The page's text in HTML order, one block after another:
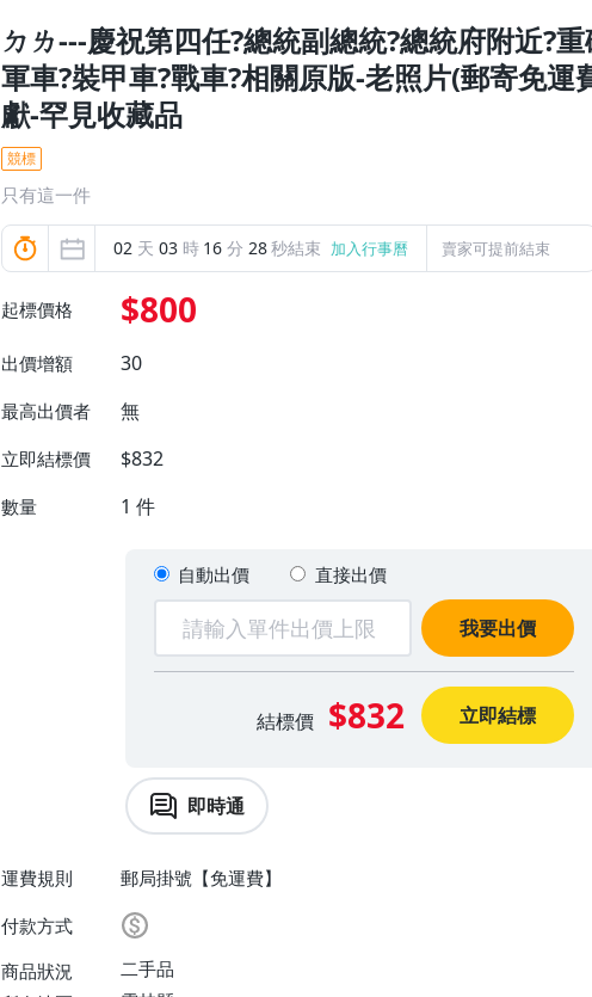
ㄉㄌ---慶祝第四任?總統副總統?總統府附近?
軍車?裝甲車?戰車?相關原版-老照片(郵寄免運
獻-罕見收藏品
競標
只有這一件
02 天 03 時 16 分 26秒結束 加入行事曆 賣家可提前結束
起標價格 $800
出價增額 30
最高出價者 無
立即結標價 $832
數量 1 件
自動出價 直接出價
我要出價
結標價 $832 立即結標
即時通
運費規則
郵局掛號【免運費】
付款方式
商品狀況
二手品